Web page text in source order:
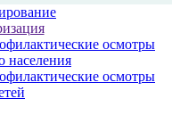
осмотры
населения
осмотры